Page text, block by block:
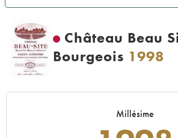
Château Beau
Bourgeois 1998
Millésime